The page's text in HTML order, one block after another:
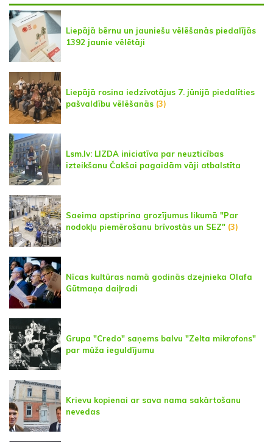
Liepājā bērnu un jauniešu vēlēšanās piedalījās
1392 jaunie vēlētāji
Liepājā rosina iedzīvotājus 7. jūnijā piedalīties
pašvaldību vēlēšanās (3)
Lsm.lv: LIZDA iniciatīva par neuzticības
izteikšanu Čakšai pagaidām vāji atbalstīta
Saeima apstiprina grozījumus likumā "Par
nodokļu piemērošanu brīvostās un SEZ" (3)
Nīcas kultūras namā godinās dzejnieka Olafa
Gūtmaņa daiļradi
Grupa "Credo" saņems balvu "Zelta mikrofons"
par mūža ieguldījumu
Krievu kopienai ar sava nama sakārtošanu
nevedas